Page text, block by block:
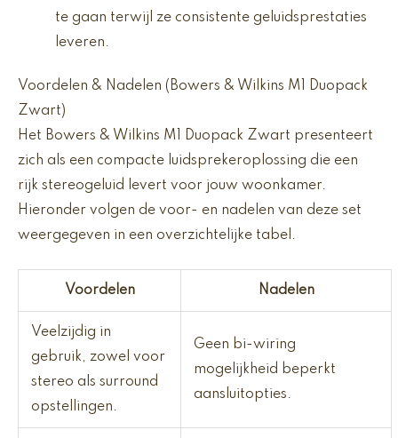
te gaan terwijl ze consistente geluidsprestaties
leveren.
Voordelen & Nadelen (Bowers & Wilkins M1 Duopack
Zwart)
Het Bowers & Wilkins M1 Duopack Zwart presenteert
zich als een compacte luidsprekeroplossing die een
rijk stereogeluid levert voor jouw woonkamer.
Hieronder volgen de voor- en nadelen van deze set
weergegeven in een overzichtelijke tabel.
Voordelen Nadelen
Veelzijdig in
gebruik, zowel voor
stereo als surround
opstellingen.
Geen bi-wiring
mogelijkheid beperkt
aansluitopties.